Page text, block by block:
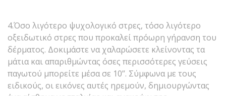
4.Όσο λιγότερο ψυχολογικό στρες, τόσο λιγότερο
οξειδωτικό στρες που προκαλεί πρόωρη γήρανση του
δέρματος. Δοκιμάστε να χαλαρώσετε κλείνοντας τα
μάτια και απαριθμώντας όσες περισσότερες γεύσεις
παγωτού μπορείτε μέσα σε 10’’. Σύμφωνα με τους
ειδικούς, οι εικόνες αυτές ηρεμούν, δημιουργώντας